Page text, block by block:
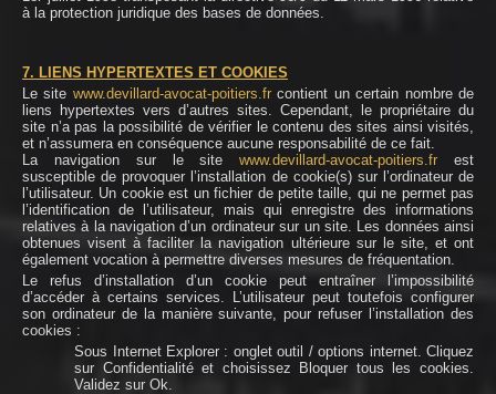
à la protection juridique des bases de données.
7. LIENS HYPERTEXTES ET COOKIES
Le site www.devillard-avocat-poitiers.frcontient un certain nombre de
liens hypertextes vers d’autres sites. Cependant, le propriétaire du
site n’a pas la possibilité de vérifier le contenu des sites ainsi visités,
et n’assumera en conséquence aucune responsabilité de ce fait.
La navigation sur le sitewww.devillard-avocat-poitiers.fr est
susceptible de provoquer l’installation de cookie(s) sur l’ordinateur de
l’utilisateur. Un cookie est un fichier de petite taille, qui ne permet pas
l’identification de l’utilisateur, mais qui enregistre des informations
relatives à la navigation d’un ordinateur sur un site. Les données ainsi
obtenues visent à faciliter la navigation ultérieure sur le site, et ont
également vocation à permettre diverses mesures de fréquentation.
Le refus d’installation d’un cookie peut entraîner l’impossibilité
d’accéder à certains services. L’utilisateur peut toutefois configurer
son ordinateur de la manière suivante, pour refuser l’installation des
cookies :
Sous Internet Explorer : onglet outil / options internet. Cliquez
sur Confidentialité et choisissez Bloquer tous les cookies.
Validez sur Ok.